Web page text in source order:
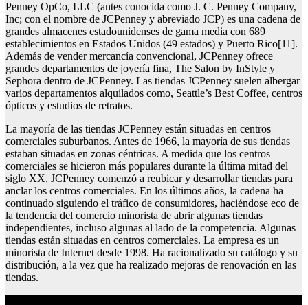
Penney OpCo, LLC (antes conocida como J. C. Penney Company,
Inc; con el nombre de JCPenney y abreviado JCP) es una cadena de
grandes almacenes estadounidenses de gama media con 689
establecimientos en Estados Unidos (49 estados) y Puerto Rico[11].
Además de vender mercancía convencional, JCPenney ofrece
grandes departamentos de joyería fina, The Salon by InStyle y
Sephora dentro de JCPenney. Las tiendas JCPenney suelen albergar
varios departamentos alquilados como, Seattle’s Best Coffee, centros
ópticos y estudios de retratos.
La mayoría de las tiendas JCPenney están situadas en centros
comerciales suburbanos. Antes de 1966, la mayoría de sus tiendas
estaban situadas en zonas céntricas. A medida que los centros
comerciales se hicieron más populares durante la última mitad del
siglo XX, JCPenney comenzó a reubicar y desarrollar tiendas para
anclar los centros comerciales. En los últimos años, la cadena ha
continuado siguiendo el tráfico de consumidores, haciéndose eco de
la tendencia del comercio minorista de abrir algunas tiendas
independientes, incluso algunas al lado de la competencia. Algunas
tiendas están situadas en centros comerciales. La empresa es un
minorista de Internet desde 1998. Ha racionalizado su catálogo y su
distribución, a la vez que ha realizado mejoras de renovación en las
tiendas.